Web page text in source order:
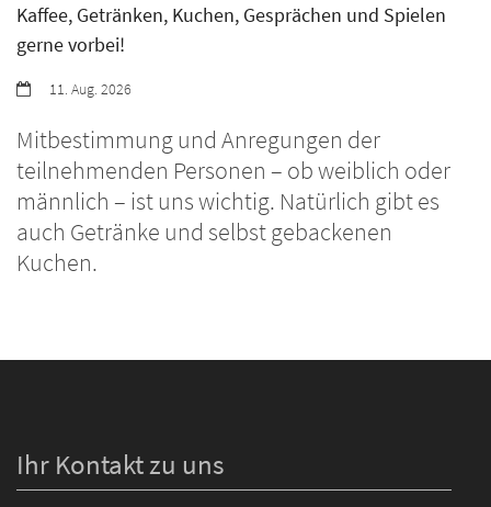
Kaffee, Getränken, Kuchen, Gesprächen und Spielen
gerne vorbei!
Datum:11. Aug. 2026
Mitbestimmung und Anregungen der
teilnehmenden Personen – ob weiblich oder
männlich – ist uns wichtig. Natürlich gibt es
auch Getränke und selbst gebackenen
Kuchen.
Ihr Kontakt zu uns